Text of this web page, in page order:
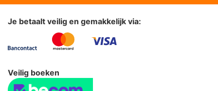
Je betaalt veilig en gemakkelijk via:
Veilig boeken